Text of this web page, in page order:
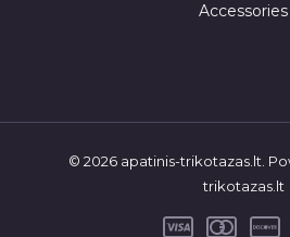
Accessories
© 2026 apatinis-trikotazas.lt.
trikotazas.lt